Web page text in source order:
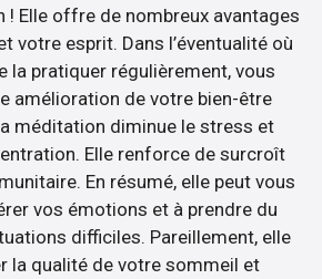
! Elle offre de nombreux avantages
votre esprit. Dans l’éventualité où
la pratiquer régulièrement, vous
amélioration de votre bien-être
méditation diminue le stress et
Elle renforce de surcroît
En résumé, elle peut vous
vos émotions et à prendre du
difficiles. Pareillement, elle
la qualité de votre sommeil et